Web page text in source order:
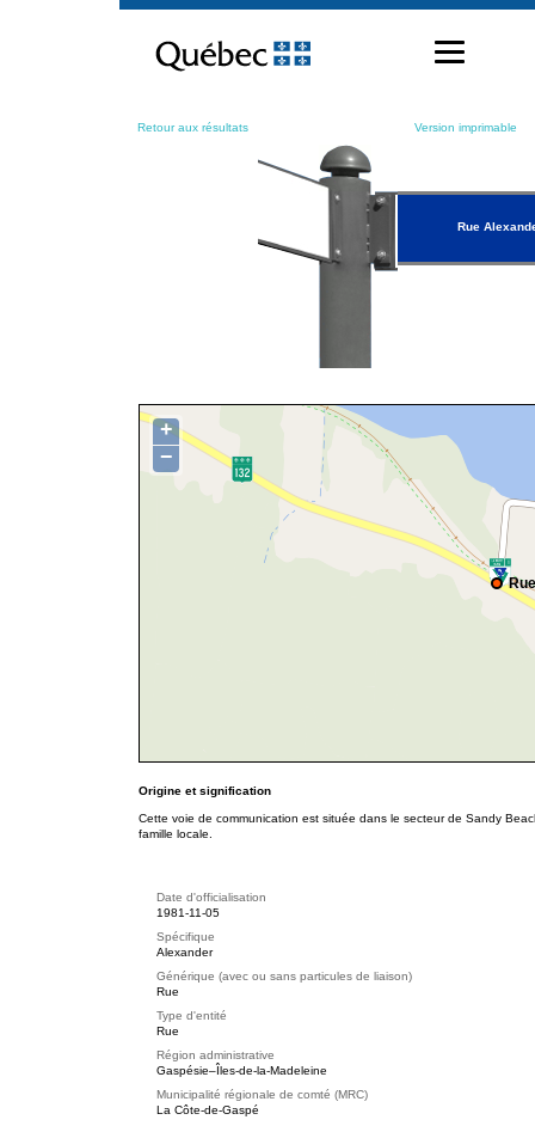
contenu
Retour aux résultats Version imprimable
Rue
+
−
Origine et signification
Cette voie de communication est située dans le secteur de Sandy
famille locale.
Date d'officialisation
1981-11-05
Spécifique
Alexander
Générique (avec ou sans particules de liaison)
Rue
Type d'entité
Rue
Région administrative
Gaspésie–Îles-de-la-Madeleine
Municipalité régionale de comté (MRC)
La Côte-de-Gaspé